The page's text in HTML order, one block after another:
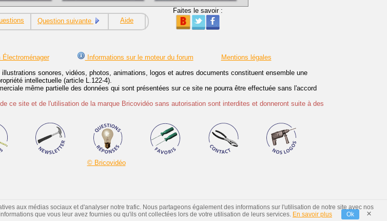
Question suivante Aide
Faites le savoir :
Électroménager Informations sur le moteur du forum
Mentions légales
sonores, vidéos, photos, animations, logos et autres documents constituent ensemble une
intellectuelle (article L.122-4).
même partielle des données qui sont présentées sur ce site ne pourra être effectuée sans l'accord
ce site et de l'utilisation de la marque Bricovidéo sans autorisation sont interdites et donneront suite à des
© Bricovidéo
aux médias sociaux et d'analyser notre trafic. Nous partageons également des informations sur l'utilisation de notre site avec nos
que vous leur avez fournies ou qu'ils ont collectées lors de votre utilisation de leurs services.
En savoir plus Ok ×